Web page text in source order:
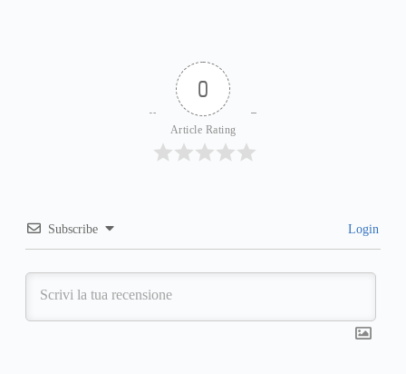
0
Article Rating
Subscribe Login